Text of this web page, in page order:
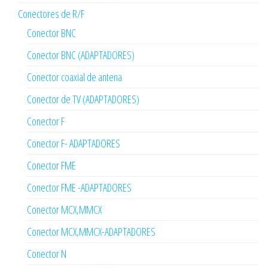
Conectores de R/F
Conector BNC
Conector BNC (ADAPTADORES)
Conector coaxial de antena
Conector de TV (ADAPTADORES)
Conector F
Conector F- ADAPTADORES
Conector FME
Conector FME -ADAPTADORES
Conector MCX,MMCX
Conector MCX,MMCX-ADAPTADORES
Conector N